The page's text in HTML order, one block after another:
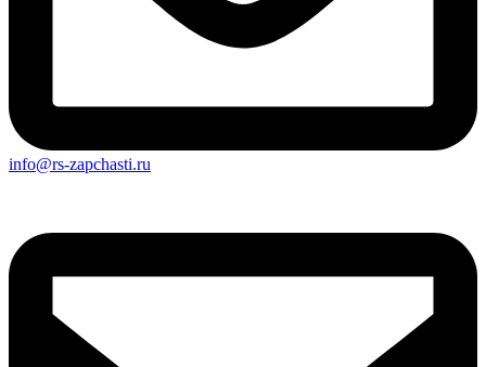
info@rs-zapchasti.ru